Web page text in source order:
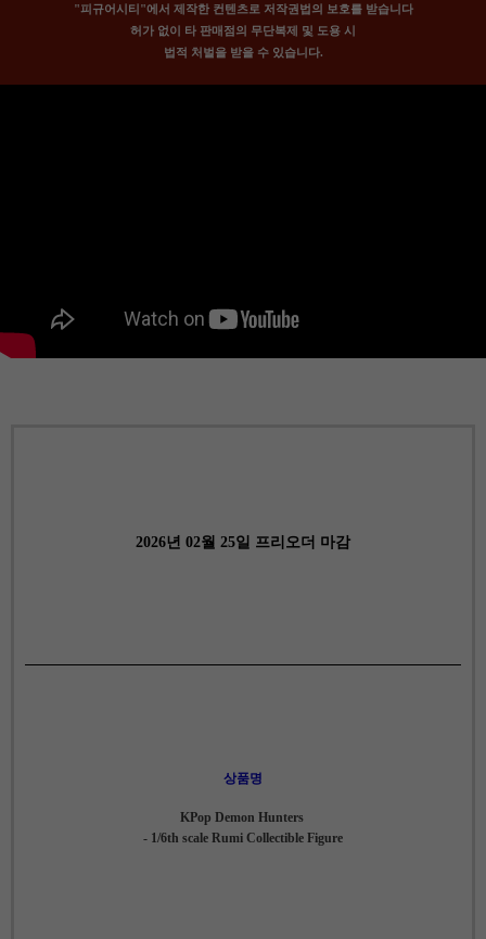
"피규어시티"에서 제작한 컨텐츠로 저작권법의 보호를 받습니다
허가 없이 타 판매점의 무단복제 및 도용 시
법적 처벌을 받을 수 있습니다.
2026년 02월 25일 프리오더 마감
상품명
KPop Demon Hunters
- 1/6th scale Rumi Collectible Figure